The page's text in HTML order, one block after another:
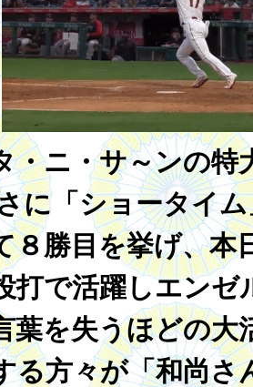
・ニ・サ～ンの特
に「ショータイ
８勝目を挙げ、本
打で活躍しエンゼ
葉を失うほどの大
る方々が「和尚さ